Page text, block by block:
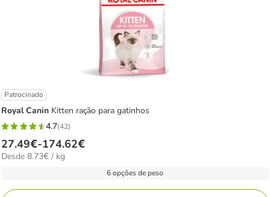
Patrocinado
Royal Canin Kitten ração para gatinhos
4.7
estrelas
com
avaliações
4.7(42)
Preço
de
27.49€-174.62€
8.73€
Desde 8.73€ / kg
6 opções de peso